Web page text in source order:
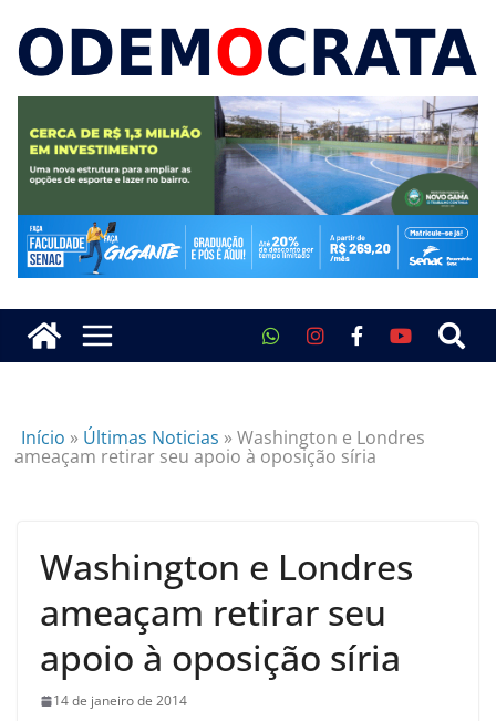
Início » Últimas Noticias »Washington e Londres
ameaçam retirar seu apoio à oposição síria
Washington e Londres
ameaçam retirar seu
apoio à oposição síria
14 de janeiro de 2014